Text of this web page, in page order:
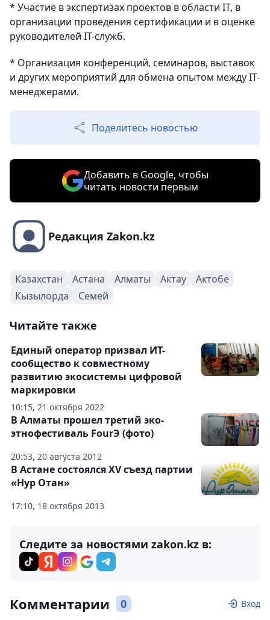
* Участие в экспертизах проектов в области IT, в
организации проведения сертификации и в оценке
руководителей IT-служб.
* Организация конференций, семинаров, выставок
и других мероприятий для обмена опытом между IT-
менеджерами.
Поделитесь новостью
Добавить в Google, чтобы
читать новости первым
Редакция Zakon.kz
Казахстан Астана Алматы Актау
Актобе
Кызылорда
Семей
Читайте также
10:15, 21 октября 2022
Единый оператор призвал ИТ-
сообщество к совместному
развитию экосистемы цифровой
маркировки
20:53, 20 августа 2012
В Алматы прошел третий эко-
этнофестиваль FourЭ (фото)
17:10, 18 октября 2013
В Астане состоялся XV съезд партии
«Нур Отан»
Следите за новостями zakon.kz в:
Комментарии 0 Вход